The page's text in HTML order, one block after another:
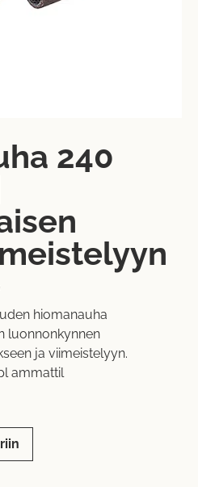
240
hiomanauha
luonnonkynnen
ja viimeistelyyn.
ammattil